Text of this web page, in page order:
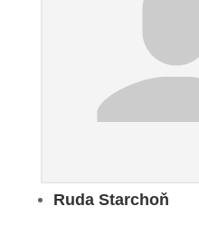
Ruda Starchoň